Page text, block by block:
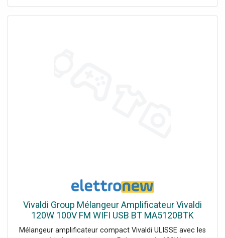
Vivaldi Group Mélangeur Amplificateur Vivaldi
120W 100V FM WIFI USB BT MA5120BTK
Mélangeur amplificateur compact Vivaldi ULISSE avec les